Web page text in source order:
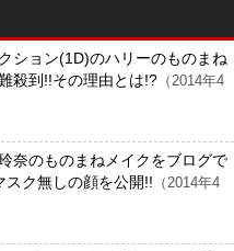
ション(1D)のハリーのものまね
殺到!!その理由とは!? （2014年4
奈のものまねメイクをブログで
ク無しの顔を公開!! （2014年4